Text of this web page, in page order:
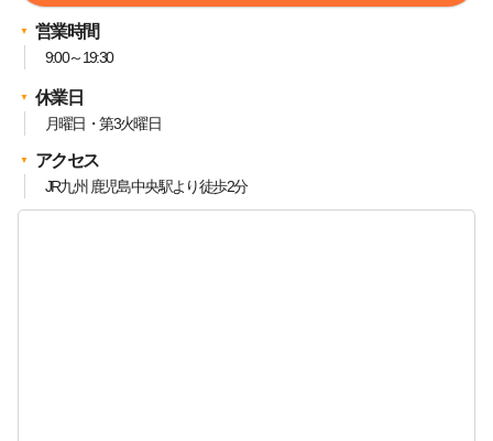
営業時間
9:00～19:30
休業日
月曜日・第3火曜日
アクセス
JR九州 鹿児島中央駅より徒歩2分